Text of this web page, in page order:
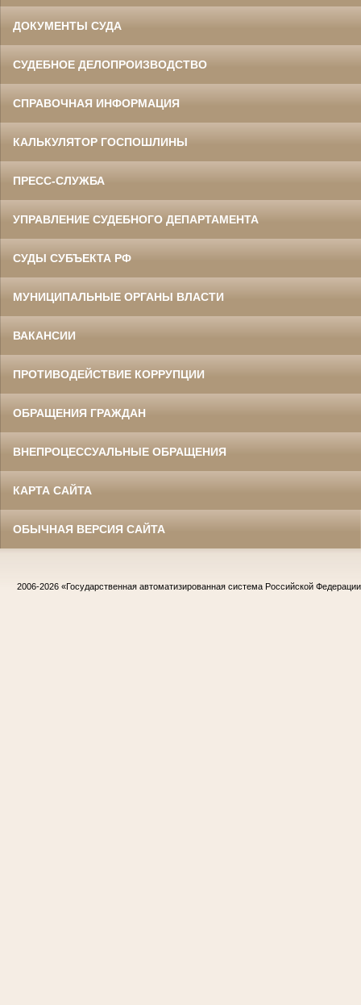
ДОКУМЕНТЫ СУДА
СУДЕБНОЕ ДЕЛОПРОИЗВОДСТВО
СПРАВОЧНАЯ ИНФОРМАЦИЯ
КАЛЬКУЛЯТОР ГОСПОШЛИНЫ
ПРЕСС-СЛУЖБА
УПРАВЛЕНИЕ СУДЕБНОГО ДЕПАРТАМЕНТА
СУДЫ СУБЪЕКТА РФ
МУНИЦИПАЛЬНЫЕ ОРГАНЫ ВЛАСТИ
ВАКАНСИИ
ПРОТИВОДЕЙСТВИЕ КОРРУПЦИИ
ОБРАЩЕНИЯ ГРАЖДАН
ВНЕПРОЦЕССУАЛЬНЫЕ ОБРАЩЕНИЯ
КАРТА САЙТА
ОБЫЧНАЯ ВЕРСИЯ САЙТА
2006-2026 «Государственная автоматизированная система Российской